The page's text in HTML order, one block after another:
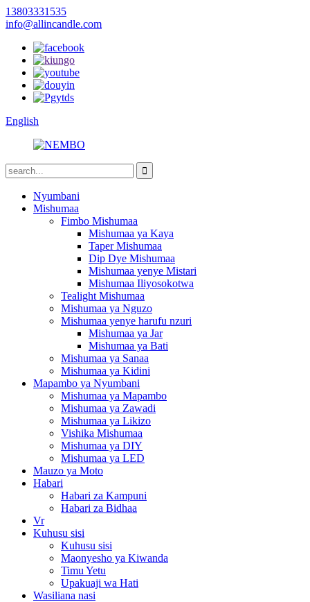
13803331535
info@allincandle.com
English
Nyumbani
Mishumaa
Fimbo Mishumaa
Mishumaa ya Kaya
Taper Mishumaa
Dip Dye Mishumaa
Mishumaa yenye Mistari
Mishumaa Iliyosokotwa
Tealight Mishumaa
Mishumaa ya Nguzo
Mishumaa yenye harufu nzuri
Mishumaa ya Jar
Mishumaa ya Bati
Mishumaa ya Sanaa
Mishumaa ya Kidini
Mapambo ya Nyumbani
Mishumaa ya Mapambo
Mishumaa ya Zawadi
Mishumaa ya Likizo
Vishika Mishumaa
Mishumaa ya DIY
Mishumaa ya LED
Mauzo ya Moto
Habari
Habari za Kampuni
Habari za Bidhaa
Vr
Kuhusu sisi
Kuhusu sisi
Maonyesho ya Kiwanda
Timu Yetu
Upakuaji wa Hati
Wasiliana nasi